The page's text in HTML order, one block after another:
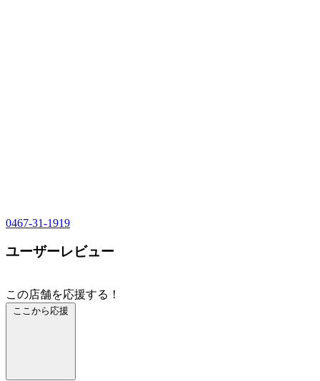
0467-31-1919
ユーザーレビュー
この店舗を応援する！
ここから応援